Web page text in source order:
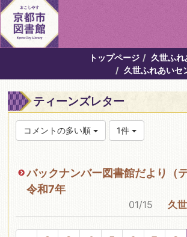
トップページ
久世ふれ
久世ふれあいセ
ティーンズレター
コメントの多い順 1件
バックナンバー図書館だより（
令和7年
01/15 久世